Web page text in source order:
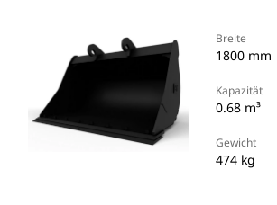
Breite
1800 mm
Kapazität
0.68 m³
Gewicht
474 kg